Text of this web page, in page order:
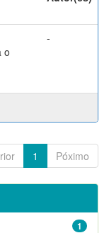
o
-
1 Póximo
1